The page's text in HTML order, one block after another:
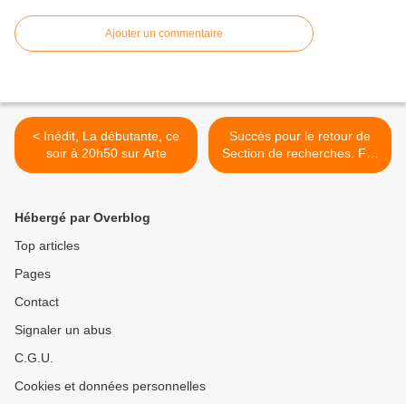
Ajouter un commentaire
< Inédit, La débutante, ce
soir à 20h50 sur Arte
Succès pour le retour de
Section de recherches. Fr3
2e. Fr2 et M6 faibles. Bon
Hébergé par Overblog
Top articles
Pages
Contact
Signaler un abus
C.G.U.
Cookies et données personnelles